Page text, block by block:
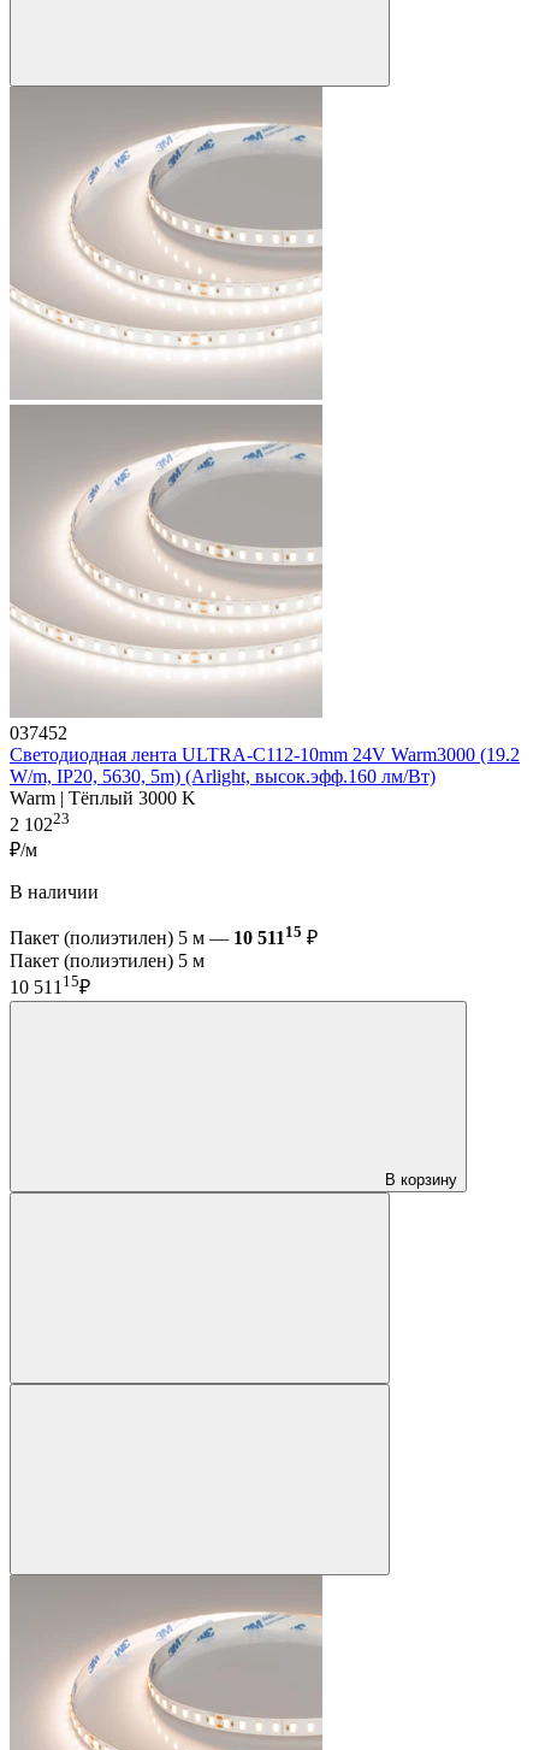
037452
Светодиодная лента ULTRA-C112-10mm 24V Warm3000 (19.2
W/m, IP20, 5630, 5m) (Arlight, высок.эфф.160 лм/Вт)
Warm | Тёплый 3000 K
2 10223
₽/м
В наличии
Пакет (полиэтилен) 5 м — 10 51115 ₽
Пакет (полиэтилен) 5 м
10 51115₽
В корзину